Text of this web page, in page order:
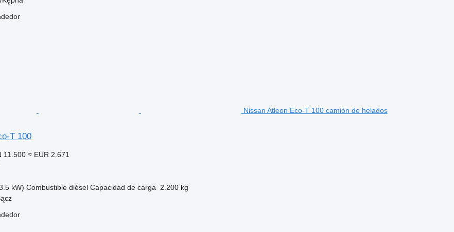
Nissan Atleon Eco-T 100 camión de helados
T 100
11.500 ≈ EUR 2.671
kW) Combustible diésel Capacidad de carga
2.200 kg